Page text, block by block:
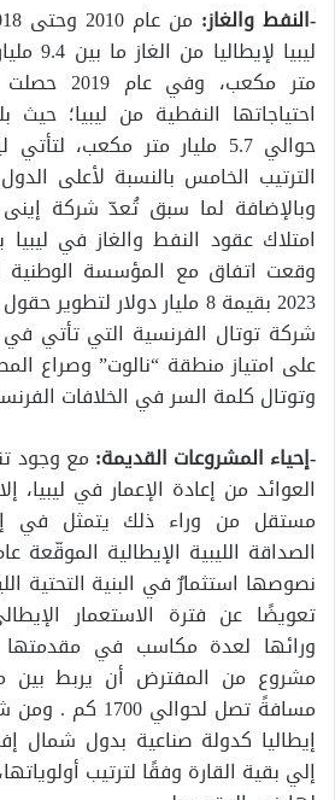
-النفط والغاز:
احتياجاتها النفطية من ليبيا؛ حيث
حوالي 5.7 مليار متر مكعب،
الترتيب الخامس بالنسبة لأعلى الدول
وبالإضافة لما سبق تُعدّ شركة إينى
وقعت اتفاق مع المؤسسة الوطنية
2023 بقيمة 8 مليار دولار
شركة توتال الفرنسية التي تأتي في
على امتياز منطقة “نالوت” وصراع
وتوتال كلمة السر في الخلافات
-إحياء المشروعات القديمة:مع وجود
العوائد من إعادة الإعمار في ليبيا،
مستقل من وراء ذلك يتمثل في
تعويضًا عن فترة الاستعمار
ورائها لعدة مكاسب في
مشروع من المفترض أن يربط بين
مسافةً تصل
إيطاليا كدولة صناعية بدول شمال
إلي بقية القارة وفقًا لترتيب